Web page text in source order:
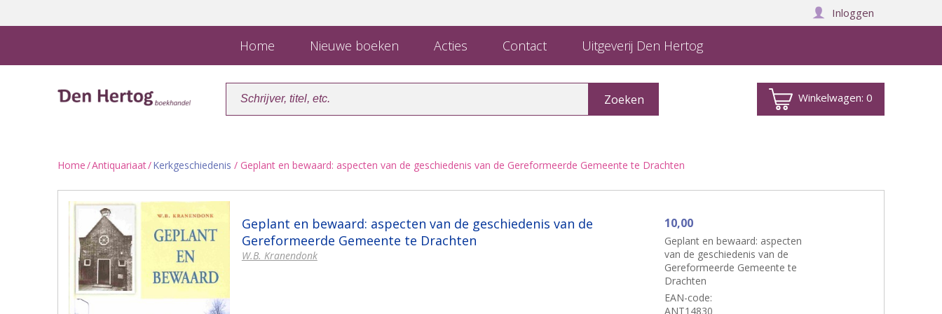
Inloggen
Home Nieuwe boeken Acties Contact Uitgeverij Den Hertog
Winkelwagen:0
Home/Antiquariaat/Kerkgeschiedenis / Geplant en bewaard: aspecten van de geschiedenis van de Gereformeerde Gemeente te Drachten
Geplant en bewaard: aspecten van de geschiedenis van de
Gereformeerde Gemeente te Drachten
W.B. Kranendonk
10,00
Geplant en bewaard: aspecten
van de geschiedenis van de
Gereformeerde Gemeente te
Drachten
EAN-code:
ANT14830